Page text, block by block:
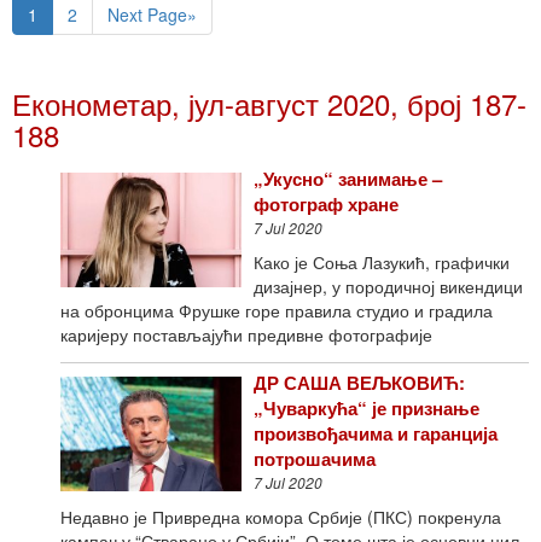
1 2 Next Page»
Економетар, јул-август 2020, број 187-
188
„Укусно“ занимање –
фотограф хране
7 Jul 2020
Како је Соња Лазукић, графички
дизајнер, у породичној викендици
на обронцима Фрушке горе правила студио и градила
каријеру постављајући предивне фотографије
ДР САША ВЕЉКОВИЋ:
„Чуваркућа“ је признање
произвођачима и гаранција
потрошачима
7 Jul 2020
Недавно је Привредна комора Србије (ПКС) покренула